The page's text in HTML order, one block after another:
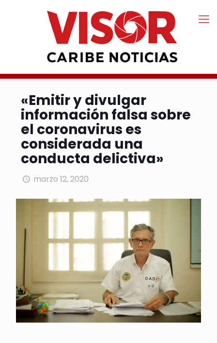
«Emitir y divulgar
información falsa sobre
el coronavirus es
considerada una
conducta delictiva»
marzo 12, 2020